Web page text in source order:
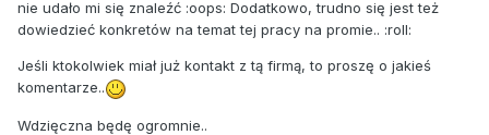
nie udało mi się znaleźć :oops: Dodatkowo, trudno się jest też
dowiedzieć konkretów na temat tej pracy na promie.. :roll:
Jeśli ktokolwiek miał już kontakt z tą firmą, to proszę o jakieś
komentarze..
Wdzięczna będę ogromnie..